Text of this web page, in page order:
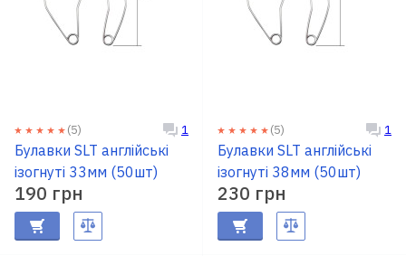
(5) 1
Булавки SLT англійські
ізогнуті 33мм (50шт)
190 грн
(5) 1
Булавки SLT англійські
ізогнуті 38мм (50шт)
230 грн